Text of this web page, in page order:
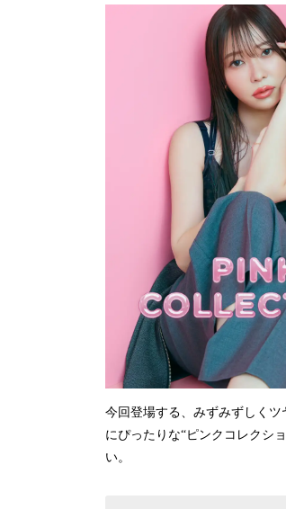
今回登場する、みずみずしく
にぴったりな“ピンクコレクシ
い。